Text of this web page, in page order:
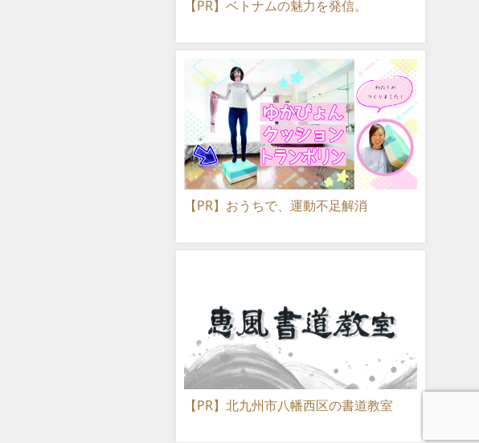
【PR】ベトナムの魅力を発信。
【PR】おうちで、運動不足解消
【PR】北九州市八幡西区の書道教室